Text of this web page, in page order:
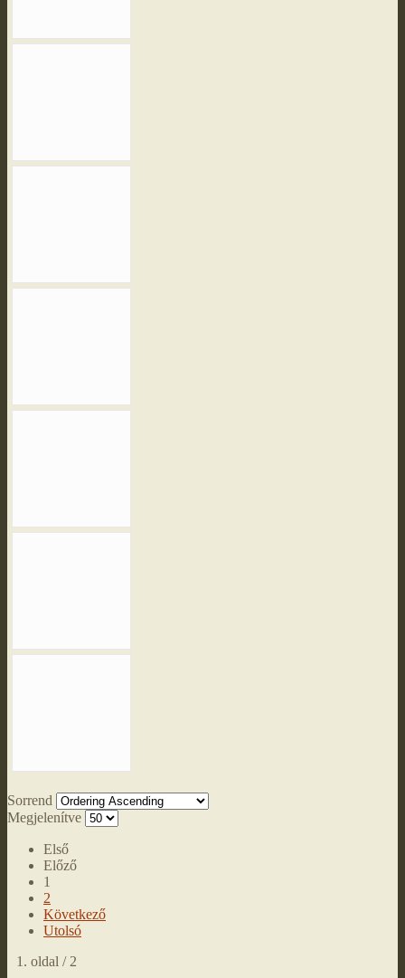
Sorrend
Megjelenítve
Első
Előző
1
2
Következő
Utolsó
1. oldal / 2